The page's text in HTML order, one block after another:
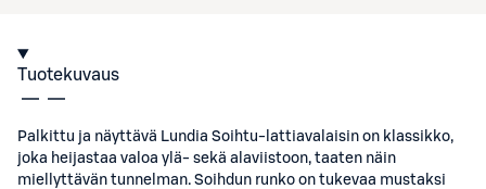
Tuotekuvaus
Palkittu ja näyttävä Lundia Soihtu-lattiavalaisin on klassikko,
joka heijastaa valoa ylä- sekä alaviistoon, taaten näin
miellyttävän tunnelman. Soihdun runko on tukevaa mustaksi